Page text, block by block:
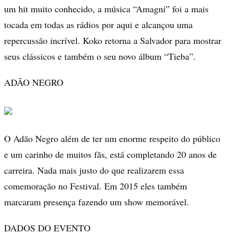
um hit muito conhecido, a música “Amagni” foi a mais
tocada em todas as rádios por aqui e alcançou uma
repercussão incrível. Koko retorna a Salvador para mostrar
seus clássicos e também o seu novo álbum “Tieba”.
ADÃO NEGRO
O Adão Negro além de ter um enorme respeito do público
e um carinho de muitos fãs, está completando 20 anos de
carreira. Nada mais justo do que realizarem essa
comemoração no Festival. Em 2015 eles também
marcaram presença fazendo um show memorável.
DADOS DO EVENTO